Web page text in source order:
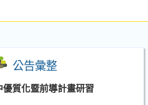
公告彙整
質化暨前導計畫研習